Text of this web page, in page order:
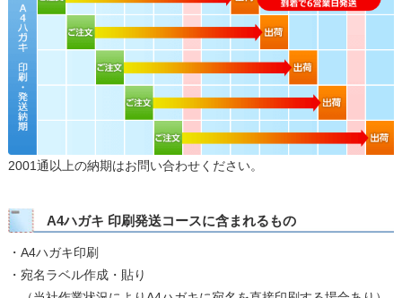
2001通以上の納期はお問い合わせください。
A4ハガキ 印刷発送コースに含まれるもの
・A4ハガキ印刷
・宛名ラベル作成・貼り